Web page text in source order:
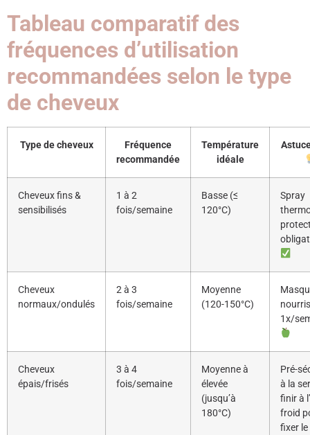
Tableau comparatif des
fréquences d’utilisation
recommandées selon le type
de cheveux
Type de cheveux
Fréquence
recommandée
Température
idéale
Cheveux fins &
sensibilisés
1 à 2
fois/semaine
Basse (≤
120°C)
Spray
Cheveux
normaux/ondulés
2 à 3
fois/semaine
Moyenne
(120-150°C)
1x/
Cheveux
épais/frisés
3 à 4
fois/semaine
Moyenne à
élevée
(jusqu’à
180°C)
Pré-
à la
finir à
froid
fixer le